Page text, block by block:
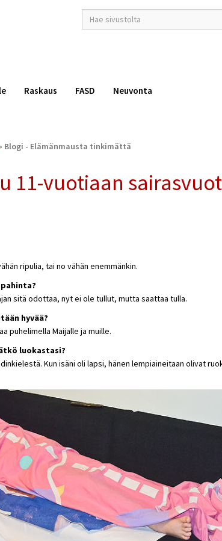
hakusana(t)
*
Raskaus FASD Neuvonta
Blogi - Elämänmausta tinkimättä
11-vuotiaan
ripulia, tai no vähän enemmänkin.
sitä odottaa, nyt ei ole tullut, mutta saattaa tulla.
hyvää?
puhelimella Maijalle ja muille.
luokastasi?
Kun isäni oli lapsi, hänen lempiaineitaan olivat